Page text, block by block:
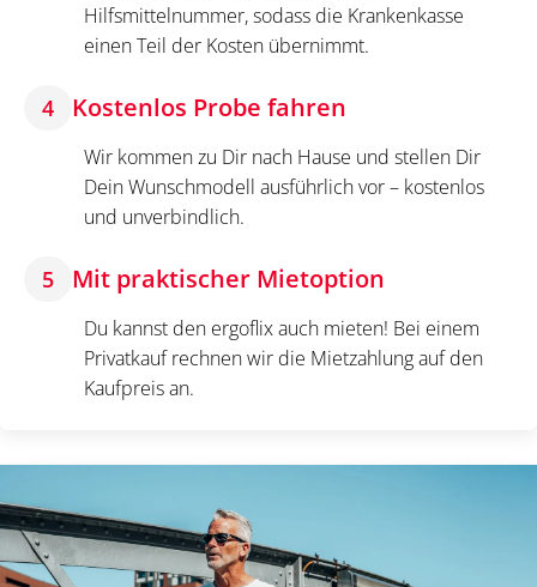
Hilfsmittelnummer, sodass die Krankenkasse
einen Teil der Kosten übernimmt.
4 Kostenlos Probe fahren
Wir kommen zu Dir nach Hause und stellen Dir
Dein Wunschmodell ausführlich vor – kostenlos
und unverbindlich.
5 Mit praktischer Mietoption
Du kannst den ergoflix auch mieten! Bei einem
Privatkauf rechnen wir die Mietzahlung auf den
Kaufpreis an.